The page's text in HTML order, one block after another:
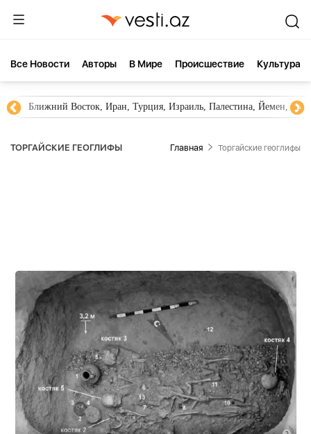
Все Новости Aвторы В Мире Происшествие Культура
Ближний Восток, Иран, Турция, Израиль, Палестина, Йемен,
ТОРГАЙСКИЕ ГЕОГЛИФЫ Главная Торгайские геоглифы